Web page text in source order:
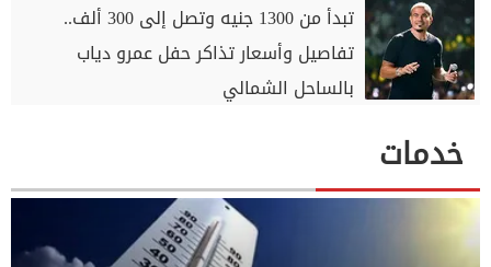
تبدأ من 1300 جنيه وتصل إلى 300 ألف..
تفاصيل وأسعار تذاكر حفل عمرو دياب
بالساحل الشمالي
خدمات